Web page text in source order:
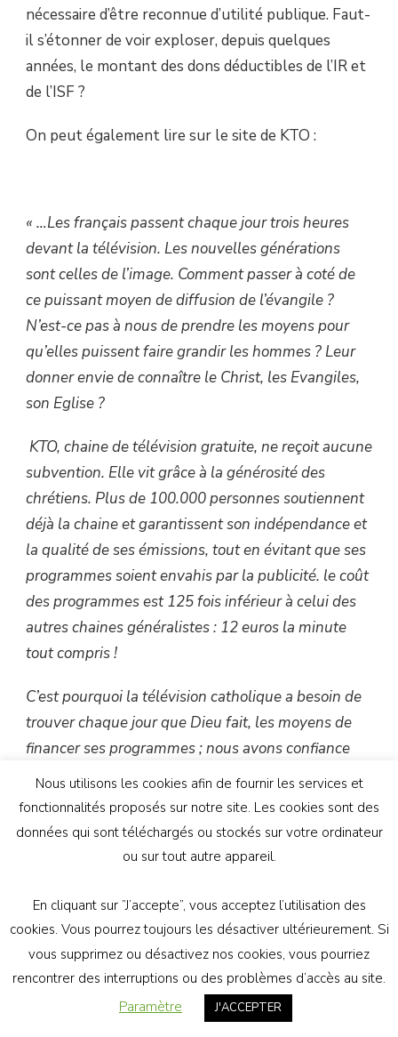
nécessaire d’être reconnue d’utilité publique. Faut-
il s’étonner de voir exploser, depuis quelques
années, le montant des dons déductibles de l’IR et
de l’ISF ?
On peut également lire sur le site de KTO :
« …Les français passent chaque jour trois heures
devant la télévision. Les nouvelles générations
sont celles de l’image. Comment passer à coté de
ce puissant moyen de diffusion de l’évangile ?
N’est-ce pas à nous de prendre les moyens pour
qu’elles puissent faire grandir les hommes ? Leur
donner envie de connaître le Christ, les Evangiles,
son Eglise ?
KTO, chaine de télévision gratuite, ne reçoit aucune
subvention. Elle vit grâce à la générosité des
chrétiens. Plus de 100.000 personnes soutiennent
déjà la chaine et garantissent son indépendance et
la qualité de ses émissions, tout en évitant que ses
programmes soient envahis par la publicité. le coût
des programmes est 125 fois inférieur à celui des
autres chaines généralistes : 12 euros la minute
tout compris !
C’est pourquoi la télévision catholique a besoin de
trouver chaque jour que Dieu fait, les moyens de
financer ses programmes ; nous avons confiance
dans l’Esprit Saint et nous avons confiance en vous
pour que vive et grandisse la télévision catholique.
Pour que l’évangile puisse rayonner dans des
millions de foyers, depuis les postes de télévision. »
Les responsables de cette télévision ont raison de
faire confiance à l’Esprit Saint. Il leur a permis
d’être couvert par une fondation reconnue d’utilité
publique et d’être ainsi financé essentiellement par
Nous utilisons les cookies afin de fournir les services et
fonctionnalités proposés sur notre site. Les cookies sont des
données qui sont téléchargés ou stockés sur votre ordinateur
ou sur tout autre appareil.
En cliquant sur ”J’accepte”, vous acceptez l’utilisation des
cookies. Vous pourrez toujours les désactiver ultérieurement. Si
vous supprimez ou désactivez nos cookies, vous pourriez
rencontrer des interruptions ou des problèmes d’accès au site.
Paramètre
J'ACCEPTER